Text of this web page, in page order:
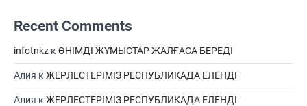
Recent Comments
infotnkz к ӨНІМДІ ЖҰМЫСТАР ЖАЛҒАСА БЕРЕДІ
Алия к ЖЕРЛЕСТЕРІМІЗ РЕСПУБЛИКАДА ЕЛЕНДІ
Алия к ЖЕРЛЕСТЕРІМІЗ РЕСПУБЛИКАДА ЕЛЕНДІ